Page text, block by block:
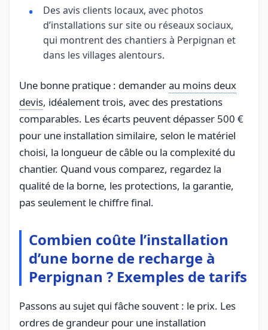
Des avis clients locaux, avec photos
d’installations sur site ou réseaux sociaux,
qui montrent des chantiers à Perpignan et
dans les villages alentours.
Une bonne pratique : demanderau moins deux
devis, idéalement trois, avec des prestations
comparables. Les écarts peuvent dépasser 500 €
pour une installation similaire, selon le matériel
choisi, la longueur de câble ou la complexité du
chantier. Quand vous comparez, regardez la
qualité de la borne, les protections, la garantie,
pas seulement le chiffre final.
Combien coûte l’installation
d’une borne de recharge à
Perpignan ? Exemples de tarifs
Passons au sujet qui fâche souvent : le prix. Les
ordres de grandeur pour une installation